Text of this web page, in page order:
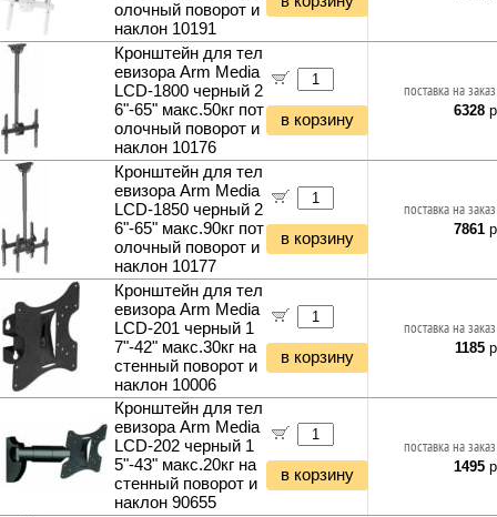
олочный поворот и
наклон 10191
Кронштейн для тел
евизора Arm Media
LCD-1800 черный 2
6"-65" макс.50кг пот
олочный поворот и
наклон 10176
в корзину
поставка на
6328
Кронштейн для тел
евизора Arm Media
LCD-1850 черный 2
6"-65" макс.90кг пот
олочный поворот и
наклон 10177
в корзину
поставка на
7861
Кронштейн для тел
евизора Arm Media
LCD-201 черный 1
7"-42" макс.30кг на
стенный поворот и
наклон 10006
в корзину
поставка на
1185
Кронштейн для тел
евизора Arm Media
LCD-202 черный 1
5"-43" макс.20кг на
стенный поворот и
наклон 90655
в корзину
поставка на
1495